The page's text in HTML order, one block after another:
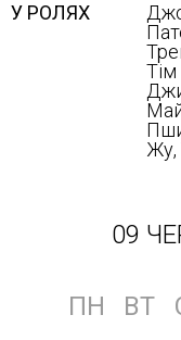
У РОЛЯХ
Жу,
09
ПН ВТ